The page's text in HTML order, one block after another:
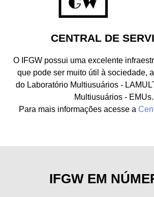
CENTRAL DE
O IFGW possui uma excelente
que pode ser muito útil à sociedade,
do Laboratório Multiusuários -
Multiusuários - EMUs.
Para mais informações acesse a
IFGW EM